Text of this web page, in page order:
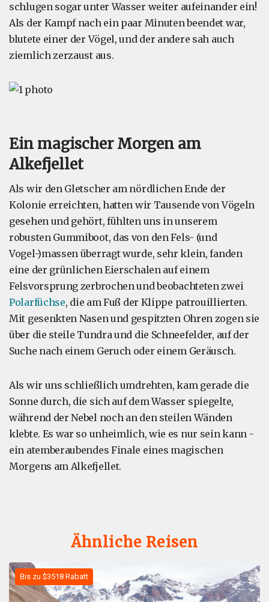
schlugen sogar unter Wasser weiter aufeinander ein!
Als der Kampf nach ein paar Minuten beendet war,
blutete einer der Vögel, und der andere sah auch
ziemlich zerzaust aus.
Ein magischer Morgen am
Alkefjellet
Als wir den Gletscher am nördlichen Ende der
Kolonie erreichten, hatten wir Tausende von Vögeln
gesehen und gehört, fühlten uns in unserem
robusten Gummiboot, das von den Fels- (und
Vogel-)massen überragt wurde, sehr klein, fanden
eine der grünlichen Eierschalen auf einem
Felsvorsprung zerbrochen und beobachteten zwei
Polarfüchse, die am Fuß der Klippe patrouillierten.
Mit gesenkten Nasen und gespitzten Ohren zogen sie
über die steile Tundra und die Schneefelder, auf der
Suche nach einem Geruch oder einem Geräusch.
Als wir uns schließlich umdrehten, kam gerade die
Sonne durch, die sich auf dem Wasser spiegelte,
während der Nebel noch an den steilen Wänden
klebte. Es war so unheimlich, wie es nur sein kann -
ein atemberaubendes Finale eines magischen
Morgens am Alkefjellet.
Ähnliche Reisen
Bis zu $3518 Rabatt